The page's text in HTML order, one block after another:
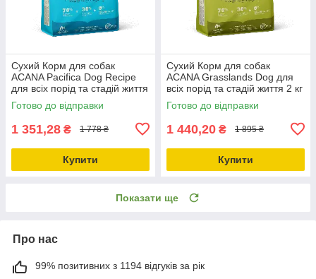
Сухий Корм для собак
ACANA Pacifica Dog Recipe
для всіх порід та стадій життя
2 кг (a54120)
Готово до відправки
1 351,28 ₴ 1 778 ₴
Купити
Сухий Корм для собак
ACANA Grasslands Dog для
всіх порід та стадій життя 2 кг
(a54220)
Готово до відправки
1 440,20 ₴ 1 895 ₴
Купити
Показати ще
Про нас
99% позитивних з 1194 відгуків за рік